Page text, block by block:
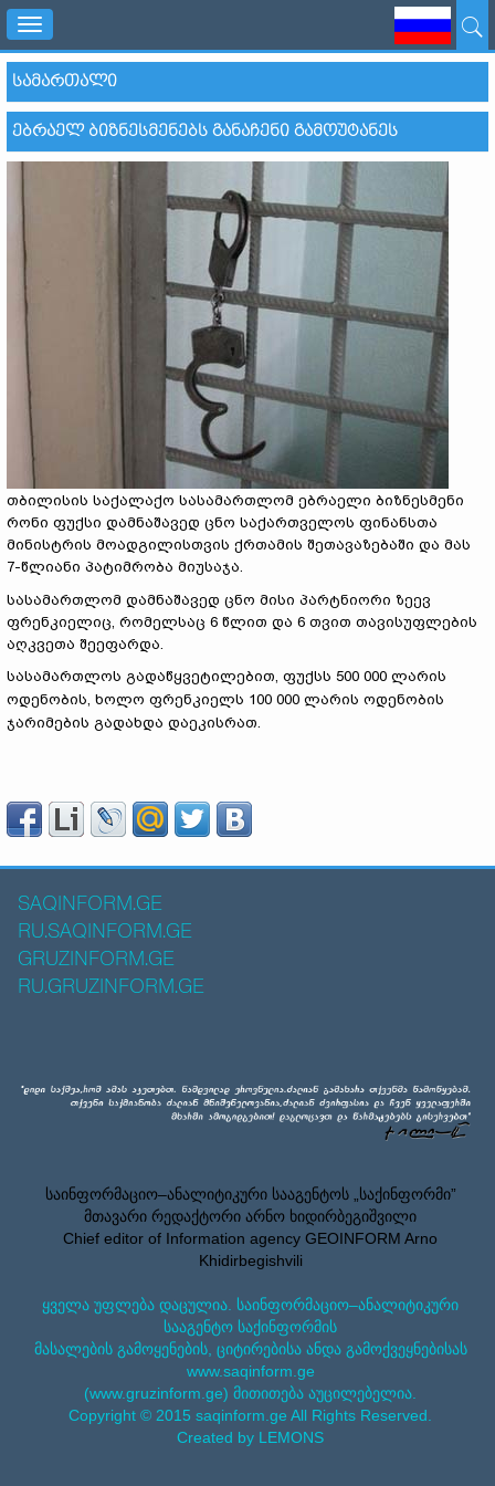
Toggle
navigation
ᲡᲐᲛᲐᲠᲗᲐᲚᲘ
ᲔᲑᲠᲐᲔᲚ ᲑᲘᲖᲜᲔᲡᲛᲔᲜᲔᲑᲡ ᲒᲐᲜᲐᲩᲔᲜᲘ ᲒᲐᲛᲝᲣᲢᲐᲜᲔᲡ
თბილისის საქალაქო სასამართლომ ებრაელი ბიზნესმენი
რონი ფუქსი დამნაშავედ ცნო საქართველოს ფინანსთა
მინისტრის მოადგილისთვის ქრთამის შეთავაზებაში და მას
7-წლიანი პატიმრობა მიუსაჯა.
სასამართლომ დამნაშავედ ცნო მისი პარტნიორი ზეევ
ფრენკიელიც, რომელსაც 6 წლით და 6 თვით თავისუფლების
აღკვეთა შეეფარდა.
სასამართლოს გადაწყვეტილებით, ფუქსს 500 000 ლარის
ოდენობის, ხოლო ფრენკიელს 100 000 ლარის ოდენობის
ჯარიმების გადახდა დაეკისრათ.
SAQINFORM.GE
RU.SAQINFORM.GE
GRUZINFORM.GE
RU.GRUZINFORM.GE
საინფორმაციო–ანალიტიკური სააგენტოს „საქინფორმი”
მთავარი რედაქტორი არნო ხიდირბეგიშვილი
Chief editor of Information agency GEOINFORM Arno
Khidirbegishvili
ყველა უფლება დაცულია. საინფორმაციო–ანალიტიკური
სააგენტო საქინფორმის
მასალების გამოყენების, ციტირებისა ანდა გამოქვეყნებისას
www.saqinform.ge
(www.gruzinform.ge) მითითება აუცილებელია.
Copyright © 2015 saqinform.ge All Rights Reserved.
Created by LEMONS